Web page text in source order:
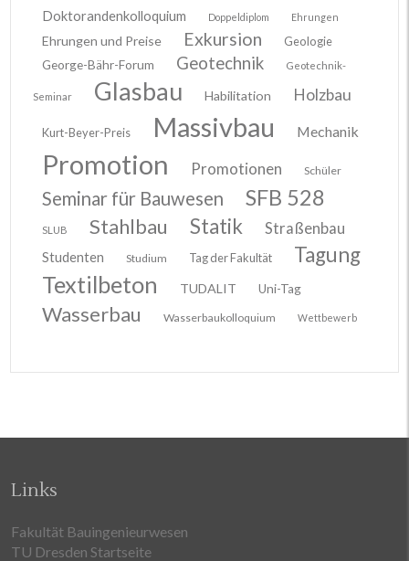
Doktorandenkolloquium
Doppeldiplom Ehrungen
Ehrungen und Preise Exkursion
Geologie
George-Bähr-Forum
Geotechnik Geotechnik-
Seminar Glasbau Habilitation Holzbau
Kurt-Beyer-Preis Massivbau Mechanik
Promotion Promotionen Schüler
Seminar für Bauwesen SFB 528
SLUB Stahlbau Statik Straßenbau
Studenten Studium Tag der Fakultät Tagung
Textilbeton TUDALIT Uni-Tag
Wasserbau Wasserbaukolloquium Wettbewerb
Links
Fakultät Bauingenieurwesen
TU Dresden Startseite